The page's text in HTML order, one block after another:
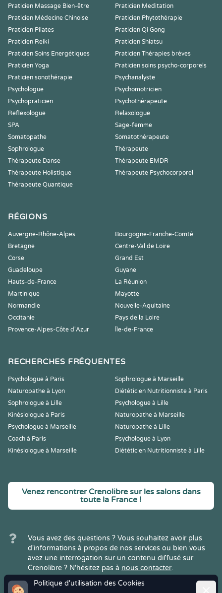
Politique d'utilisation des Cookies
Praticien Massage Bien-être
Praticien Meditation
Praticien Médecine Chinoise
Praticien Phytothérapie
Praticien Pilates
Praticien Qi Gong
Praticien Reiki
Praticien Shiatsu
Praticien Soins Energétiques
Praticien Thérapies brèves
Praticien Yoga
Praticien soins psycho-corporels
Praticien sonothérapie
Psychanalyste
Psychologue
Psychomotricien
Psychopraticien
Psychothérapeute
Reflexologue
Relaxologue
SPA
Sage-femme
Somatopathe
Somatothérapeute
Sophrologue
Thérapeute
Thérapeute Danse
Thérapeute EMDR
Thérapeute Holistique
Thérapeute Psychocorporel
Thérapeute Quantique
RÉGIONS
Auvergne-Rhône-Alpes
Bourgogne-Franche-Comté
Bretagne
Centre-Val de Loire
Corse
Grand Est
Guadeloupe
Guyane
Hauts-de-France
La Réunion
Martinique
Mayotte
Normandie
Nouvelle-Aquitaine
Occitanie
Pays de la Loire
Provence-Alpes-Côte d'Azur
Île-de-France
RECHERCHES FRÉQUENTES
Psychologue à Paris
Sophrologue à Marseille
Naturopathe à Lyon
Diététicien Nutritionniste à Paris
Sophrologue à Lille
Psychologue à Lille
Kinésiologue à Paris
Naturopathe à Marseille
Psychologue à Marseille
Naturopathe à Lille
Coach à Paris
Psychologue à Lyon
Kinésiologue à Marseille
Diététicien Nutritionniste à Lille
Venez rencontrer Crenolibre sur les salons dans
toute la France !
Vous avez des questions ? Vous souhaitez avoir plus
d'informations à propos de nos services ou bien vous
avez une interrogation sur un contenu diffusé sur
Crenolibre ? N'hésitez pas à nous contacter.